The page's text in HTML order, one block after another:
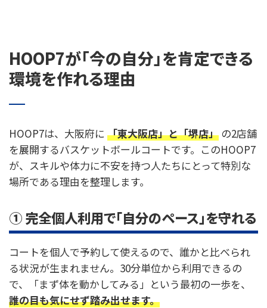
HOOP7が「今の自分」を肯定できる
環境を作れる理由
HOOP7は、大阪府に 「東大阪店」と「堺店」 の2店舗
を展開するバスケットボールコートです。このHOOP7
が、スキルや体力に不安を持つ人たちにとって特別な
場所である理由を整理します。
① 完全個人利用で「自分のペース」を守れる
コートを個人で予約して使えるので、誰かと比べられ
る状況が生まれません。30分単位から利用できるの
で、「まず体を動かしてみる」という最初の一歩を、
誰の目も気にせず踏み出せます。